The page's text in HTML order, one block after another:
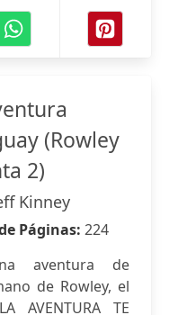
(Rowley
2)
Kinney
Páginas: 224
aventura de
de Rowley, el
AVENTURA TE